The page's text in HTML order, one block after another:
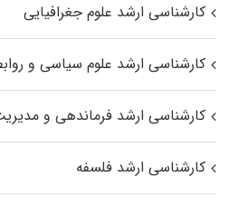
کارشناسی ارشد علوم جغرافیایی
کارشناسی ارشد علوم سیاسی و
کارشناسی ارشد فرماندهی و
کارشناسی ارشد فلسفه